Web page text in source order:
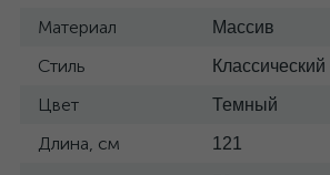
Материал Массив
Стиль Классический
Цвет Темный
Длина, см 121